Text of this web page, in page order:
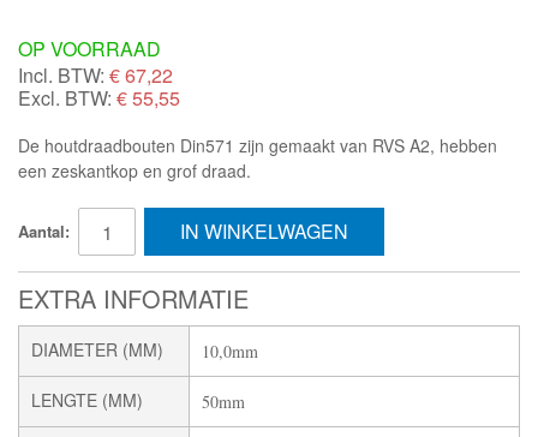
OP VOORRAAD
Incl. BTW: €67,22
Excl. BTW: € 55,55
De houtdraadbouten Din571 zijn gemaakt van RVS A2, hebben
een zeskantkop en grof draad.
Aantal: IN WINKELWAGEN
EXTRA INFORMATIE
DIAMETER (MM) 10,0mm
LENGTE (MM) 50mm